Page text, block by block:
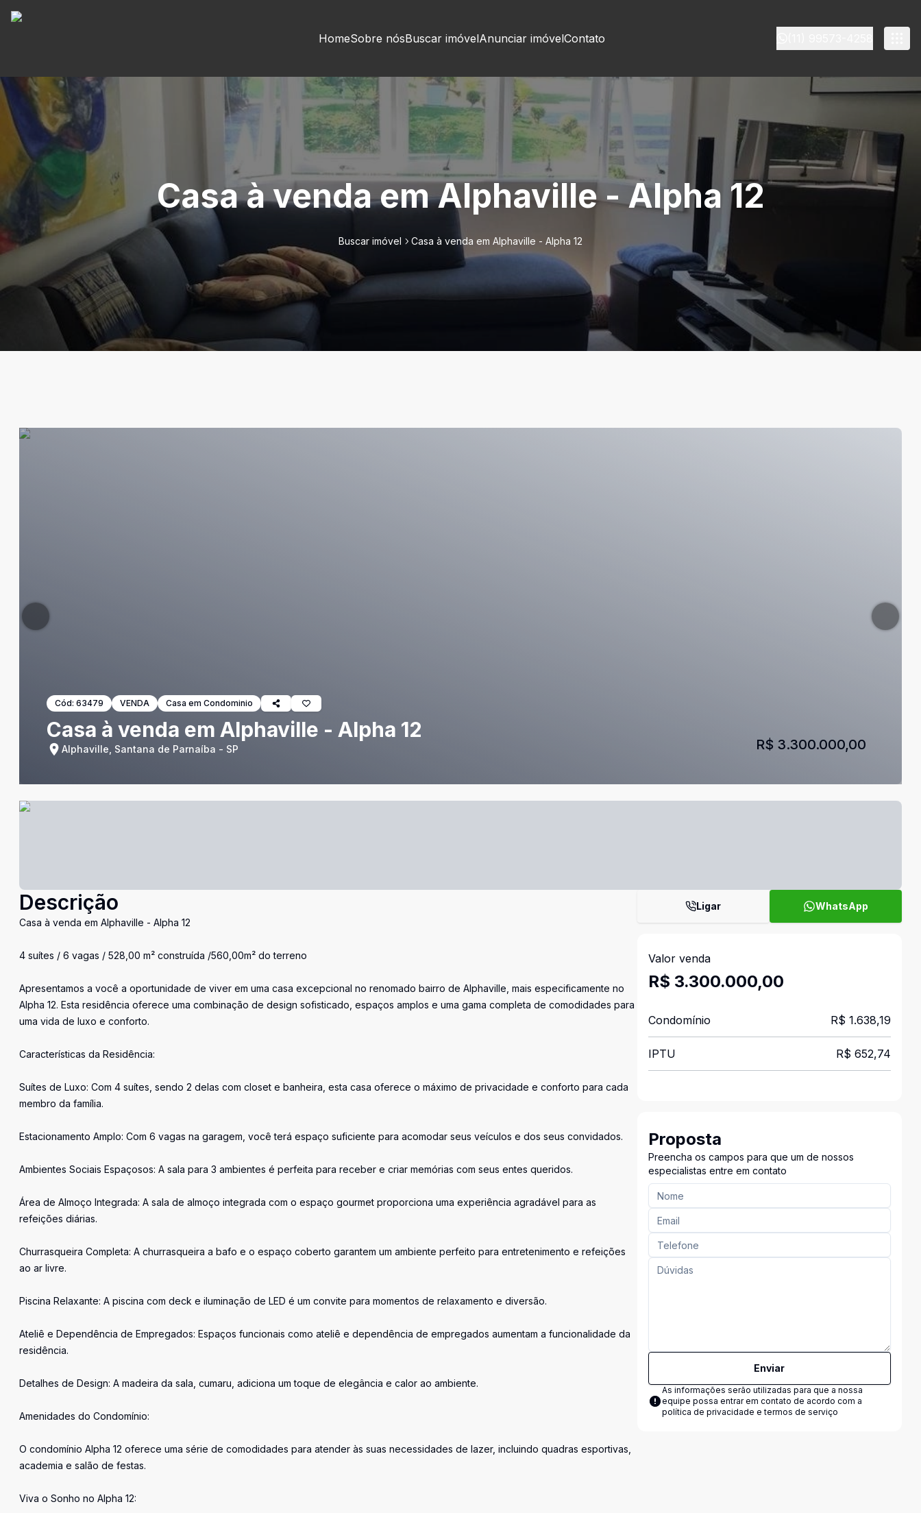
HomeSobre nósBuscar imóvelAnunciar imóvelContato
Casa à venda em Alphaville - Alpha 12
Buscar imóvel Casa à venda em Alphaville - Alpha 12
Cód: 63479 VENDA Casa em Condominio
Casa à venda em Alphaville - Alpha 12
Alphaville, Santana de Parnaíba - SP R$ 3.300.000,00
Descrição
Casa à venda em Alphaville - Alpha 12
4 suítes / 6 vagas / 528,00 m² construída /560,00m² do terreno
Apresentamos a você a oportunidade de viver em uma casa excepcional no renomado bairro de Alphaville, mais especificamente no
Alpha 12. Esta residência oferece uma combinação de design sofisticado, espaços amplos e uma gama completa de comodidades para
uma vida de luxo e conforto.
Características da Residência:
Suítes de Luxo: Com 4 suítes, sendo 2 delas com closet e banheira, esta casa oferece o máximo de privacidade e conforto para cada
membro da família.
Estacionamento Amplo: Com 6 vagas na garagem, você terá espaço suficiente para acomodar seus veículos e dos seus convidados.
Ambientes Sociais Espaçosos: A sala para 3 ambientes é perfeita para receber e criar memórias com seus entes queridos.
Área de Almoço Integrada: A sala de almoço integrada com o espaço gourmet proporciona uma experiência agradável para as
refeições diárias.
Churrasqueira Completa: A churrasqueira a bafo e o espaço coberto garantem um ambiente perfeito para entretenimento e refeições
ao ar livre.
Piscina Relaxante: A piscina com deck e iluminação de LED é um convite para momentos de relaxamento e diversão.
Ateliê e Dependência de Empregados: Espaços funcionais como ateliê e dependência de empregados aumentam a funcionalidade da
residência.
Detalhes de Design: A madeira da sala, cumaru, adiciona um toque de elegância e calor ao ambiente.
Amenidades do Condomínio:
O condomínio Alpha 12 oferece uma série de comodidades para atender às suas necessidades de lazer, incluindo quadras esportivas,
academia e salão de festas.
Viva o Sonho no Alpha 12:
Ligar WhatsApp
Valor venda
R$ 3.300.000,00
Condomínio R$ 1.638,19
IPTU R$ 652,74
Proposta
Preencha os campos para que um de nossos
especialistas entre em contato
Enviar
As informações serão utilizadas para que a nossa
equipe possa entrar em contato de acordo com a
política de privacidade e termos de serviço